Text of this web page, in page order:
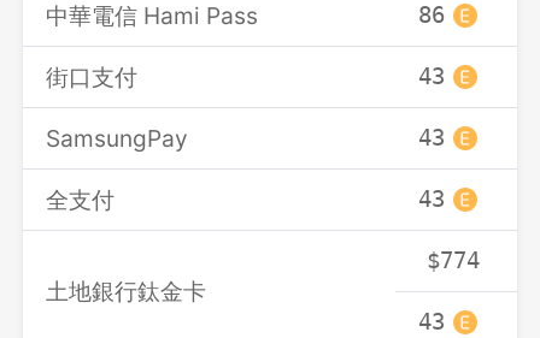
中華電信 Hami Pass 86
街口支付 43
SamsungPay 43
全支付 43
土地銀行鈦金卡
$774
43